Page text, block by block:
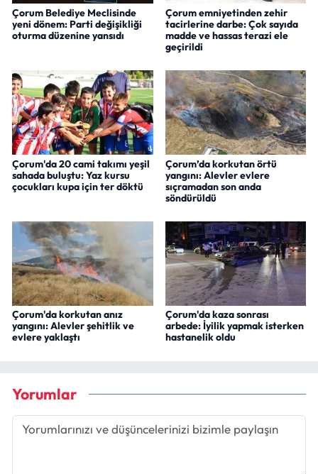
Çorum Belediye Meclisinde
yeni dönem: Parti değişikliği
oturma düzenine yansıdı
Çorum emniyetinden zehir
tacirlerine darbe: Çok sayıda
madde ve hassas terazi ele
geçirildi
Çorum'da 20 cami takımı yeşil
sahada buluştu: Yaz kursu
çocukları kupa için ter döktü
Çorum’da korkutan örtü
yangını: Alevler evlere
sıçramadan son anda
söndürüldü
Çorum'da korkutan anız
yangını: Alevler şehitlik ve
evlere yaklaştı
Çorum'da kaza sonrası
arbede: İyilik yapmak isterken
hastanelik oldu
Yorumlar